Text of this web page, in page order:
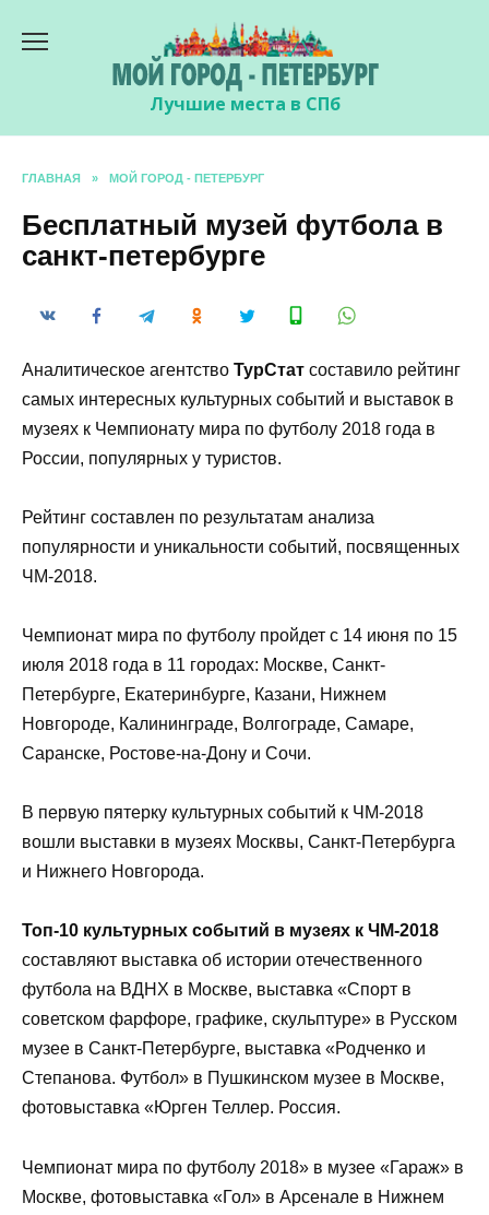
Лучшие места в СПб
ГЛАВНАЯ » МОЙ ГОРОД - ПЕТЕРБУРГ
Бесплатный музей футбола в
санкт-петербурге
Аналитическое агентство ТурСтат составило рейтинг
самых интересных культурных событий и выставок в
музеях к Чемпионату мира по футболу 2018 года в
России, популярных у туристов.
Рейтинг составлен по результатам анализа
популярности и уникальности событий, посвященных
ЧМ-2018.
Чемпионат мира по футболу пройдет с 14 июня по 15
июля 2018 года в 11 городах: Москве, Санкт-
Петербурге, Екатеринбурге, Казани, Нижнем
Новгороде, Калининграде, Волгограде, Самаре,
Саранске, Ростове-на-Дону и Сочи.
В первую пятерку культурных событий к ЧМ-2018
вошли выставки в музеях Москвы, Санкт-Петербурга
и Нижнего Новгорода.
Топ-10 культурных событий в музеях к ЧМ-2018
составляют выставка об истории отечественного
футбола на ВДНХ в Москве, выставка «Спорт в
советском фарфоре, графике, скульптуре» в Русском
музее в Санкт-Петербурге, выставка «Родченко и
Степанова. Футбол» в Пушкинском музее в Москве,
фотовыставка «Юрген Теллер. Россия.
Чемпионат мира по футболу 2018» в музее «Гараж» в
Москве, фотовыставка «Гол» в Арсенале в Нижнем